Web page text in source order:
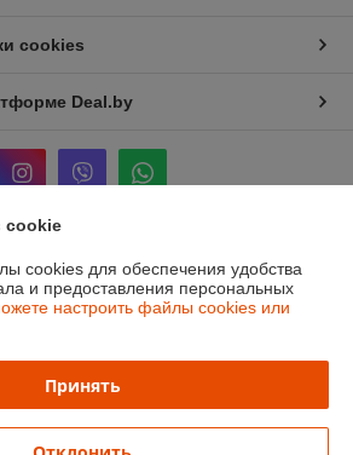
cookies
Deal.by
«Мечты Киры»
д.42
ЕГР: 191512959
городской исполнительный комитет
cookie
cookies для обеспечения удобства
и предоставления персональных
настроить файлы cookies или
Принять